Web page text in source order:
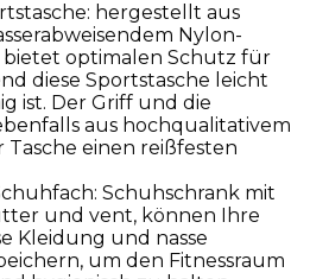
hergestellt aus
Nylon-
bietet optimalen Schutz für
diese Sportstasche leicht
ist. Der Griff und die
aus hochqualitativem
einen reißfesten
Schuhschrank mit
und vent, können Ihre
Kleidung und nasse
um den Fitnessraum